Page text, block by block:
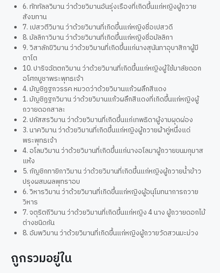
6. ทัททัลลวิมาน ว่าด้วยวิมานอันรุ่งเรืองที่เกิดขึ้นแก่หญิงผู้ถวาย
สังฆทาน
7. เปสวตีวิมาน ว่าด้วยวิมานที่เกิดขึ้นแก่หญิงชื่อเปสวดี
8. มัลลิกาวิมาน ว่าด้วยวิมานที่เกิดขึ้นแก่หญิงชื่อมัลลิกา
9. วิสาลักขิวิมาน ว่าด้วยวิมานที่เกิดขึ้นแก่นางสุนันทาอุบาสิกาผู้มี
ตาโต
10. ปาริจฉัตตกวิมาน ว่าด้วยวิมานที่เกิดขึ้นแก่หญิงผู้ใช้มาลัยดอก
อโศกบูชาพระพุทธเจ้า
4. มัญชิฏฐกวรรค หมวดว่าด้วยวิมานแก้วผลึกสีแดง
1. มัญชิฏฐกวิมาน ว่าด้วยวิมานแก้วผลึกสีแดงที่เกิดขึ้นแก่หญิงผู้
ถวายดอกสาละ
2. ปภัสสรวิมาน ว่าด้วยวิมานที่เกิดขึ้นแก่เทพธิดาผู้งามผุดผ่อง
3. นาควิมาน ว่าด้วยวิมานที่เกิดขึ้นแก่หญิงผู้ถวายผ้าคู่หนึ่งแด่
พระพุทธเจ้า
4. อโลมวิมาน ว่าด้วยวิมานที่เกิดขึ้นแก่นางอโลมาผู้ถวายขนมกุมาส
แห้ง
5. กัญชิกทายิกาวิมาน ว่าด้วยวิมานที่เกิดขึ้นแก่หญิงผู้ถวายน้ำข้าว
ปรุงผสมผลพุทราอบ
6. วิหารวิมาน ว่าด้วยวิมานที่เกิดขึ้นแก่หญิงผู้อนุโมทนาการถวาย
วิหาร
7. จตุริตถีวิมาน ว่าด้วยวิมานที่เกิดขึ้นแก่หญิง 4 นาง ผู้ถวายดอกไม้
ต่างชนิดกัน
8. อัมพวิมาน ว่าด้วยวิมานที่เกิดขึ้นแก่หญิงผู้ถวายวัดสวนมะม่วง
ถูกรวมอยู่ใน